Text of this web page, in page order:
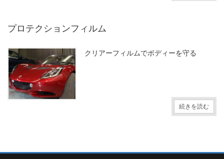
プロテクションフィルム
クリアーフィルムでボディーを守る
続きを読む